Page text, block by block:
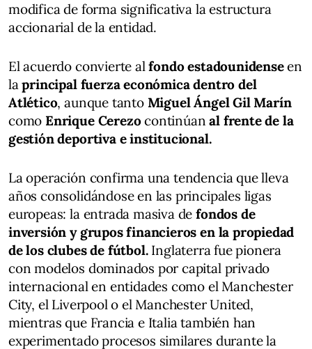
modifica de forma significativa la estructura
accionarial de la entidad.
El acuerdo convierte alfondo estadounidenseen
laprincipal fuerza económica dentro del
Atlético, aunque tanto Miguel Ángel Gil Marín
como Enrique Cerezocontinúanal frente de la
gestión deportiva e institucional.
La operación confirma una tendencia que lleva
años consolidándose en las principales ligas
europeas: la entrada masiva defondos de
inversión y grupos financieros en la propiedad
de los clubes de fútbol.Inglaterra fue pionera
con modelos dominados por capital privado
internacional en entidades como el Manchester
City, el Liverpool o el Manchester United,
mientras que Francia e Italia también han
experimentado procesos similares durante la